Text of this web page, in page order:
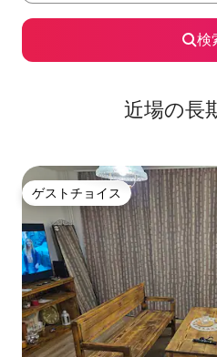
検
近場の長
ゲストチョイス
ゲストチョイス